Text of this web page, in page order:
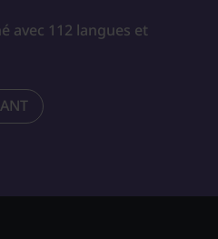
avec 112 langues et